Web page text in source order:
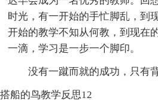
时光，有一开始的手忙脚乱，到
开始的教学不知从何教，到现在
一滴，学习是一步一个脚印。
没有一蹴而就的成功，只有
搭船的鸟教学反思12